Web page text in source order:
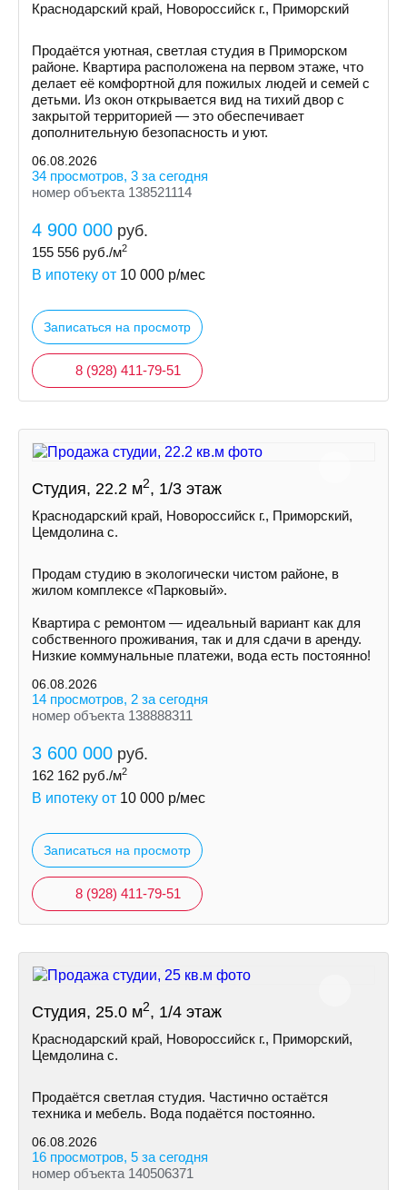
Краснодарский край, Новороссийск г., Приморский
Продаётся уютная, светлая студия в Приморском
районе. Квартира расположена на первом этаже, что
делает её комфортной для пожилых людей и семей с
детьми. Из окон открывается вид на тихий двор с
закрытой территорией — это обеспечивает
дополнительную безопасность и уют.
06.08.2026
34 просмотров, 3 за сегодня
номер объекта 138521114
4 900 000 руб.
155 556 руб./м2
В ипотеку от 10 000 р/мес
Записаться на просмотр
8 (928) 411-79-51
Студия, 22.2 м2, 1/3 этаж
Краснодарский край, Новороссийск г., Приморский,
Цемдолина с.
Продам студию в экологически чистом районе, в
жилом комплексе «Парковый».
Квартира с ремонтом — идеальный вариант как для
собственного проживания, так и для сдачи в аренду.
Низкие коммунальные платежи, вода есть постоянно!
06.08.2026
14 просмотров, 2 за сегодня
номер объекта 138888311
3 600 000 руб.
162 162 руб./м2
В ипотеку от 10 000 р/мес
Записаться на просмотр
8 (928) 411-79-51
Студия, 25.0 м2, 1/4 этаж
Краснодарский край, Новороссийск г., Приморский,
Цемдолина с.
Продаётся светлая студия. Частично остаётся
техника и мебель. Вода подаётся постоянно.
06.08.2026
16 просмотров, 5 за сегодня
номер объекта 140506371